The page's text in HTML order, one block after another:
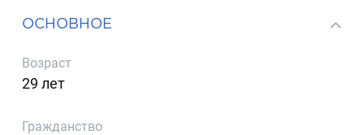
ОСНОВНОЕ
Возраст
29 лет
Гражданство